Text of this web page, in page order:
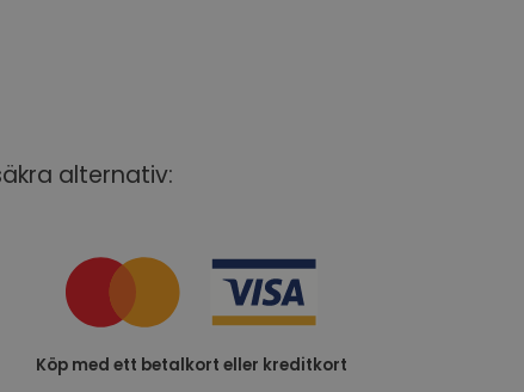
alternativ:
Köp med ett betalkort eller kreditkort